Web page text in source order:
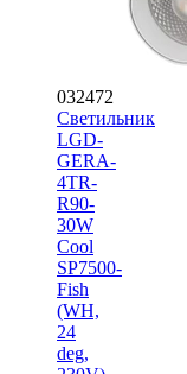
032472
Светильник
LGD-
GERA-
4TR-
R90-
30W
Cool
SP7500-
Fish
(WH,
24
deg,